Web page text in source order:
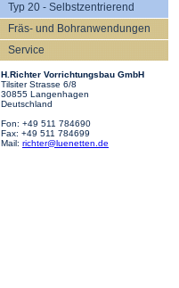
Typ 20 - Selbstzentrierend
Fräs- und Bohranwendungen
Service
H.Richter Vorrichtungsbau GmbH
Tilsiter Strasse 6/8
30855 Langenhagen
Deutschland
Fon: +49 511 784690
Fax: +49 511 784699
Mail: richter@luenetten.de